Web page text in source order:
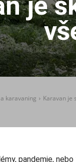
karavaning Karavan je
pandemie,